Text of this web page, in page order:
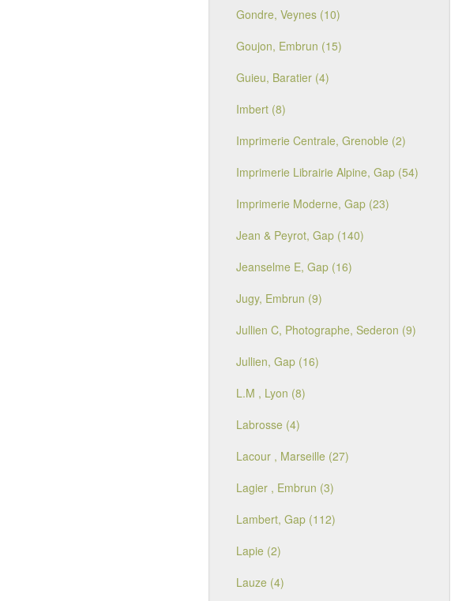
Gondre, Veynes (10)
Goujon, Embrun (15)
Guieu, Baratier (4)
Imbert (8)
Imprimerie Centrale, Grenoble (2)
Imprimerie Librairie Alpine, Gap (54)
Imprimerie Moderne, Gap (23)
Jean & Peyrot, Gap (140)
Jeanselme E, Gap (16)
Jugy, Embrun (9)
Jullien C, Photographe, Sederon (9)
Jullien, Gap (16)
L.M , Lyon (8)
Labrosse (4)
Lacour , Marseille (27)
Lagier , Embrun (3)
Lambert, Gap (112)
Lapie (2)
Lauze (4)